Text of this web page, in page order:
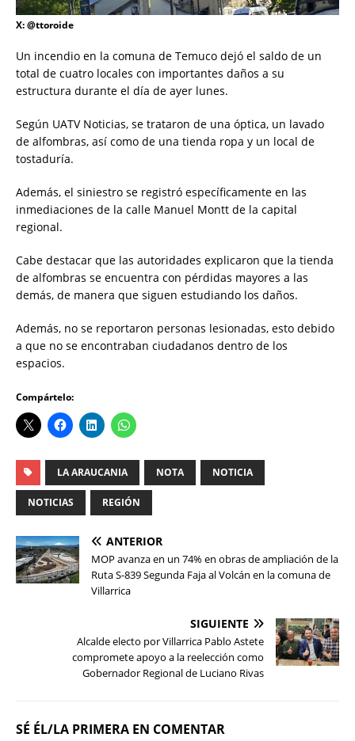
X: @ttoroide
Un incendio en la comuna de Temuco dejó el saldo de un
total de cuatro locales con importantes daños a su
estructura durante el día de ayer lunes.
Según UATV Noticias, se trataron de una óptica, un lavado
de alfombras, así como de una tienda ropa y un local de
tostaduría.
Además, el siniestro se registró específicamente en las
inmediaciones de la calle Manuel Montt de la capital
regional.
Cabe destacar que las autoridades explicaron que la tienda
de alfombras se encuentra con pérdidas mayores a las
demás, de manera que siguen estudiando los daños.
Además, no se reportaron personas lesionadas, esto debido
a que no se encontraban ciudadanos dentro de los
espacios.
Compártelo:
LA ARAUCANIA NOTA NOTICIA
NOTICIAS REGIÓN
ANTERIOR
MOP avanza en un 74% en obras de ampliación de la
Ruta S-839 Segunda Faja al Volcán en la comuna de
Villarrica
SIGUIENTE
Alcalde electo por Villarrica Pablo Astete
compromete apoyo a la reelección como
Gobernador Regional de Luciano Rivas
SÉ ÉL/LA PRIMERA EN COMENTAR